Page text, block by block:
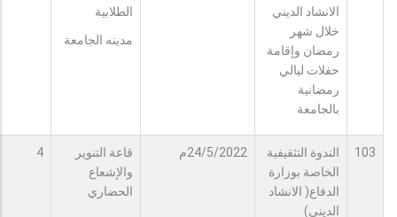
الانشاد الديني
خلال شهر
رمضان وإقامة
حفلات ليالي
رمضانية
بالجامعة
الطلابية
مدينه الجامعة
103
الندوة التثقيفية
الخاصة بوزارة
الدفاع( الانشاد
الديني)
24/5/2022م
قاعة التنوير
والإشعاع
الحضاري
4